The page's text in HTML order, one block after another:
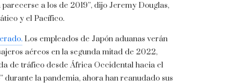
a los de 2019”, dijo Jeremy Douglas,
y el Pacífico.
Los empleados de Japón aduanas verán
aéreos en la segunda mitad de 2022,
de tráfico desde África Occidental hacia el
durante la pandemia, ahora han reanudado sus